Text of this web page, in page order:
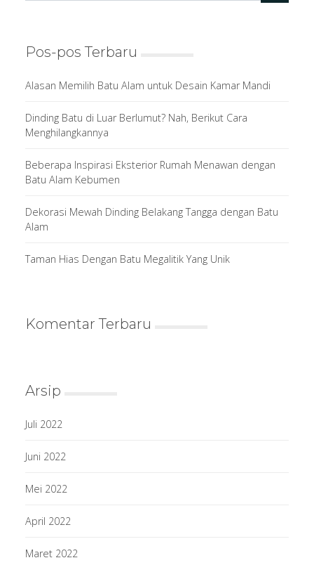
Pos-pos Terbaru
Alasan Memilih Batu Alam untuk Desain Kamar Mandi
Dinding Batu di Luar Berlumut? Nah, Berikut Cara
Menghilangkannya
Beberapa Inspirasi Eksterior Rumah Menawan dengan
Batu Alam Kebumen
Dekorasi Mewah Dinding Belakang Tangga dengan Batu
Alam
Taman Hias Dengan Batu Megalitik Yang Unik
Komentar Terbaru
Arsip
Juli 2022
Juni 2022
Mei 2022
April 2022
Maret 2022